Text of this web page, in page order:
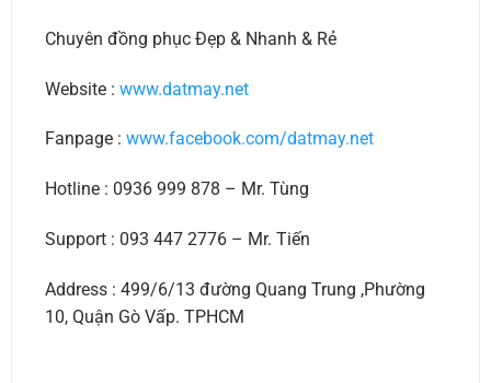
Chuyên đồng phục Đẹp & Nhanh & Rẻ
Website : www.datmay.net
Fanpage : www.facebook.com/datmay.net
Hotline : 0936 999 878 – Mr. Tùng
Support : 093 447 2776 – Mr. Tiến
Address : 499/6/13 đường Quang Trung ,Phường
10, Quận Gò Vấp. TPHCM